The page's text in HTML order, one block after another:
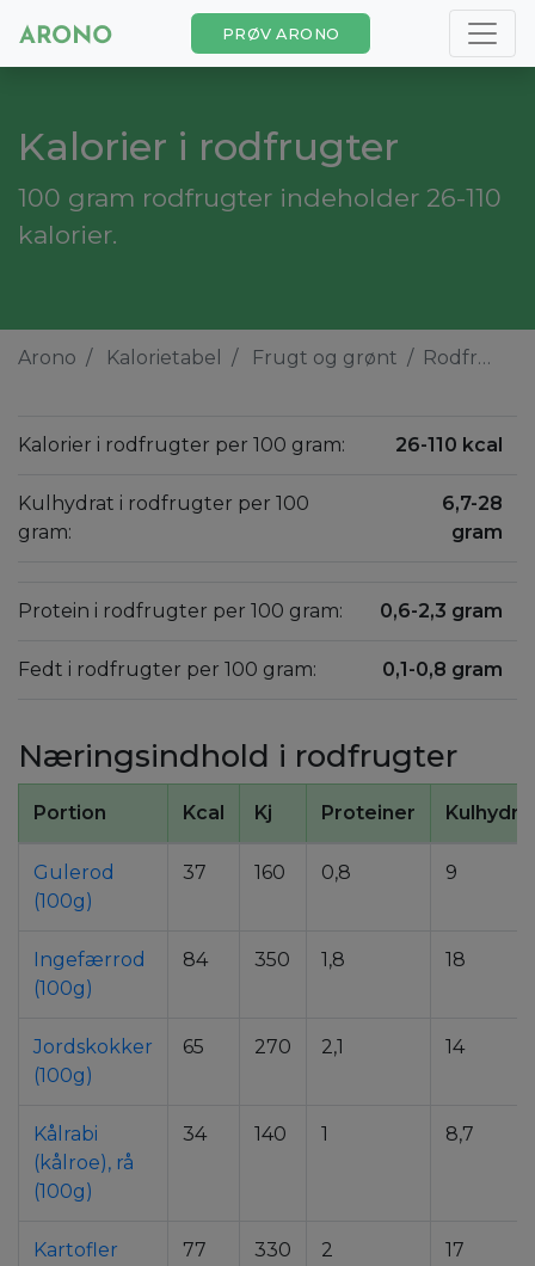
PRØV ARONO
Kalorier i rodfrugter
100 gram rodfrugter indeholder 26-110
kalorier.
Arono Kalorietabel Frugt og grønt Rodfrugter
Kalorier i rodfrugter per 100 gram: 26-110 kcal
Kulhydrat i rodfrugter per 100
gram:
6,7-28
gram
Protein i rodfrugter per 100 gram: 0,6-2,3 gram
Fedt i rodfrugter per 100 gram: 0,1-0,8 gram
Næringsindhold i rodfrugter
Portion Kcal Kj Proteiner
Gulerod
(100g)
37 160 0,8 9
Ingefærrod
(100g)
84 350 1,8 18
Jordskokker
(100g)
65 270 2,1 14
Kålrabi
(kålroe), rå
(100g)
34 140 1 8,7
Kartofler
77 330 2 17